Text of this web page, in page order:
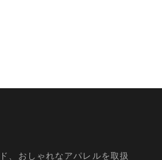
、おしゃれなアパレルを取扱